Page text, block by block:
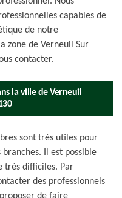
capables de
de notre
zone de Verneuil Sur
contacter.
la ville de Verneuil
sont très utiles pour
Il est possible
très difficiles. Par
des professionnels